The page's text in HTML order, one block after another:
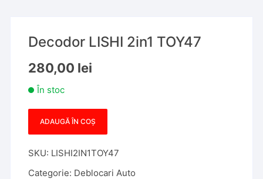
Decodor LISHI 2in1 TOY47
280,00 lei
În stoc
Cantitate
LISHI
2in1
ADAUGĂ ÎN COȘ
SKU: LISHI2IN1TOY47
Categorie: Deblocari Auto